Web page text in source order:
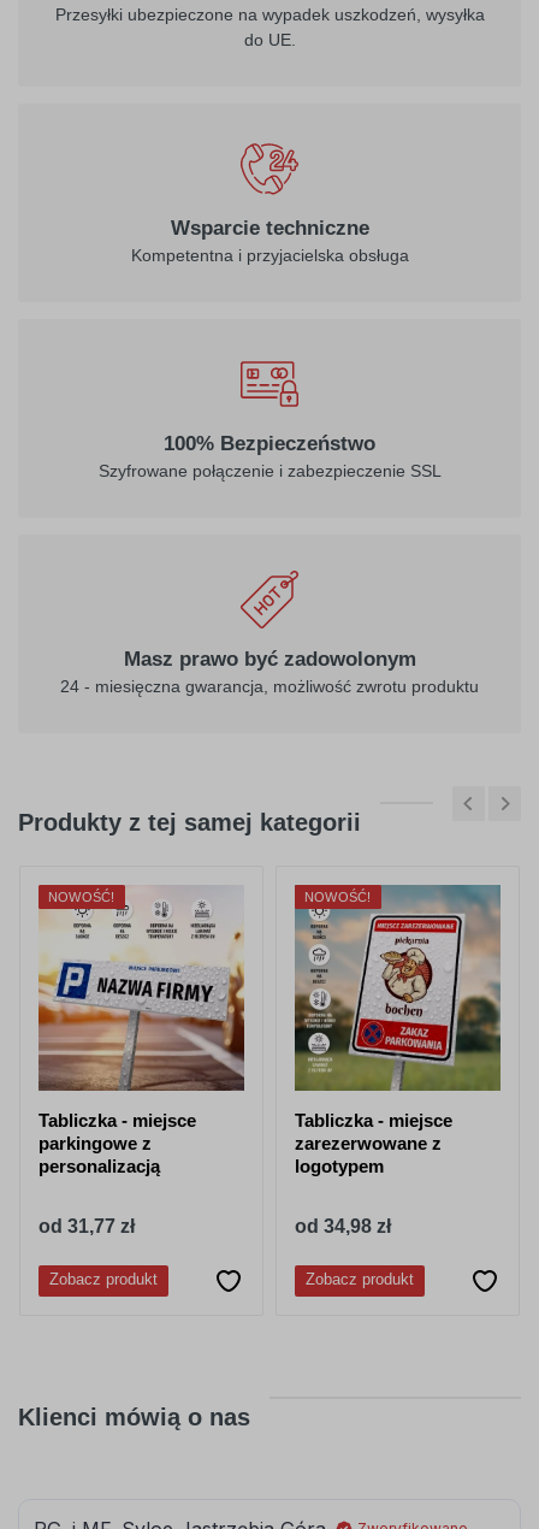
Przesyłki ubezpieczone na wypadek uszkodzeń, wysyłka
do UE.
Wsparcie techniczne
Kompetentna i przyjacielska obsługa
100% Bezpieczeństwo
Szyfrowane połączenie i zabezpieczenie SSL
Masz prawo być zadowolonym
24 - miesięczna gwarancja, możliwość zwrotu produktu
Produkty z tej samej kategorii
NOWOŚĆ!
Tabliczka - miejsce
parkingowe z
personalizacją
od 31,77 zł
Zobacz produkt
NOWOŚĆ!
Tabliczka - miejsce
zarezerwowane z
logotypem
od 34,98 zł
Zobacz produkt
Klienci mówią o nas